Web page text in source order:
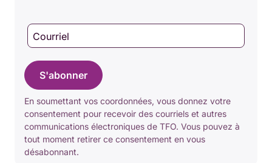
Courriel
S'abonner
En soumettant vos coordonnées, vous donnez votre
consentement pour recevoir des courriels et autres
communications électroniques de TFO. Vous pouvez à
tout moment retirer ce consentement en vous
désabonnant.